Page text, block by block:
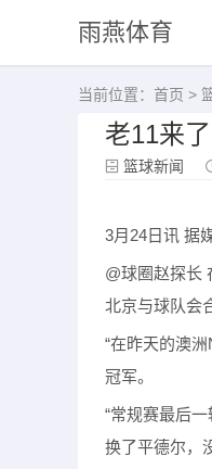
雨燕体育
当前位置： 首页 >
老11来
篮球新闻
3月24日讯 据
@球圈赵探长
北京与球队会
“在昨天的澳
冠军。
“常规赛最后
换了平德尔，